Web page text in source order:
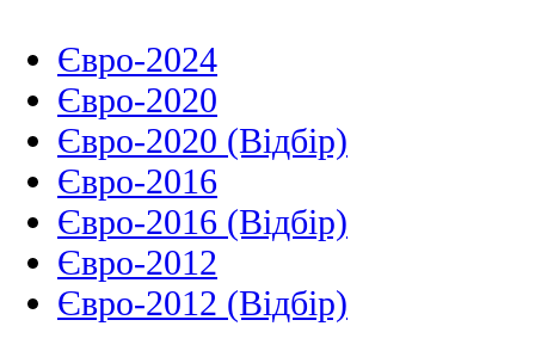
Євро-2024
Євро-2020
Євро-2020 (Відбір)
Євро-2016
Євро-2016 (Відбір)
Євро-2012
Євро-2012 (Відбір)